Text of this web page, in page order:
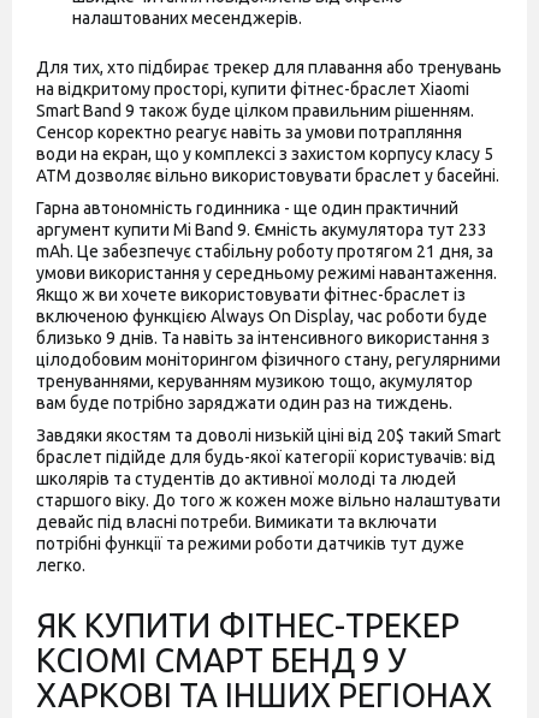
налаштованих месенджерів.
Для тих, хто підбирає трекер для плавання або тренувань
на відкритому просторі, купити фітнес-браслет Xiaomi
Smart Band 9 також буде цілком правильним рішенням.
Сенсор коректно реагує навіть за умови потрапляння
води на екран, що у комплексі з захистом корпусу класу 5
ATM дозволяє вільно використовувати браслет у басейні.
Гарна автономність годинника - ще один практичний
аргумент купити Mi Band 9. Ємність акумулятора тут 233
mAh. Це забезпечує стабільну роботу протягом 21 дня, за
умови використання у середньому режимі навантаження.
Якщо ж ви хочете використовувати фітнес-браслет із
включеною функцією Always On Display, час роботи буде
близько 9 днів. Та навіть за інтенсивного використання з
цілодобовим моніторингом фізичного стану, регулярними
тренуваннями, керуванням музикою тощо, акумулятор
вам буде потрібно заряджати один раз на тиждень.
Завдяки якостям та доволі низькій ціні від 20$ такий Smart
браслет підійде для будь-якої категорії користувачів: від
школярів та студентів до активної молоді та людей
старшого віку. До того ж кожен може вільно налаштувати
девайс під власні потреби. Вимикати та включати
потрібні функції та режими роботи датчиків тут дуже
легко.
ЯК КУПИТИ ФІТНЕС-ТРЕКЕР
КСІОМІ СМАРТ БЕНД 9 У
ХАРКОВІ ТА ІНШИХ РЕГІОНАХ